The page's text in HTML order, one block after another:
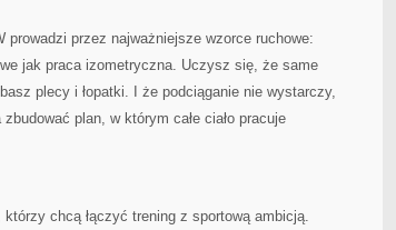
przez najważniejsze wzorce ruchowe:
jak praca izometryczna. Uczysz się, że same
plecy i łopatki. I że podciąganie nie wystarczy,
plan, w którym całe ciało pracuje
chcą łączyć trening z sportową ambicją.